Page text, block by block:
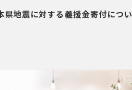
県地震に対する義援金寄付につい